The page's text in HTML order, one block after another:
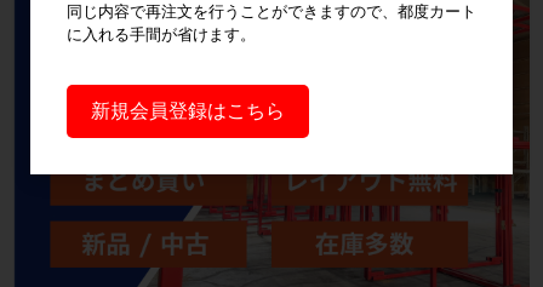
同じ内容で再注文を行うことができますので、都度カート
に入れる手間が省けます。
新規会員登録はこちら